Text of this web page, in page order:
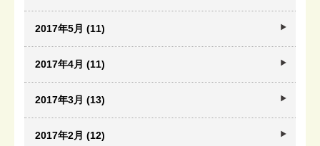
2017年5月 (11)
2017年4月 (11)
2017年3月 (13)
2017年2月 (12)